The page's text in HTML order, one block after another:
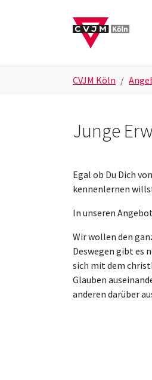
CVJM Köln
Junge
Egal ob Du Dich
kennenlernen
In unseren
Wir wollen den
Deswegen gibt es
sich mit dem
Glauben
anderen darüber